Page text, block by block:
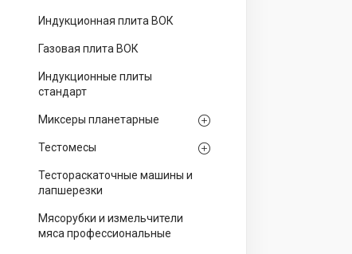
Индукционная плита ВОК
Газовая плита ВОК
Индукционные плиты
стандарт
Миксеры планетарные
Тестомесы
Тестораскаточные машины и
лапшерезки
Мясорубки и измельчители
мяса профессиональные